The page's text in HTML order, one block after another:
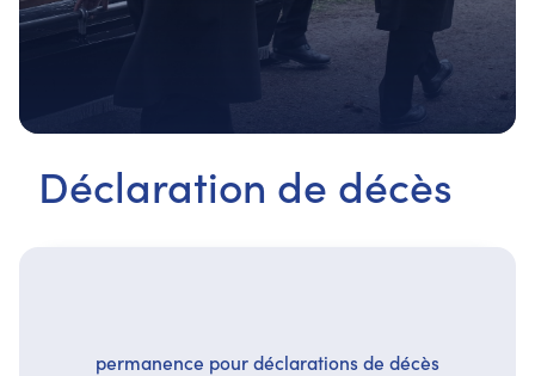
Déclaration de décès
permanence pour déclarations de décès